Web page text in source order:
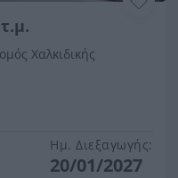
Χαλκιδικής
Ημ. Διεξαγωγής:
20/01/2027